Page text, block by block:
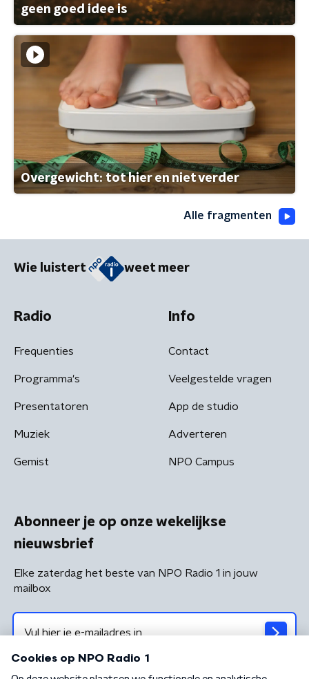
geen goed idee is
Overgewicht: tot hier en niet verder
Alle fragmenten
Wie luistert weet meer
Radio
Frequenties
Programma's
Presentatoren
Muziek
Gemist
Info
Contact
Veelgestelde vragen
App de studio
Adverteren
NPO Campus
Abonneer je op onze wekelijkse
nieuwsbrief
Elke zaterdag het beste van NPO Radio 1 in jouw
mailbox